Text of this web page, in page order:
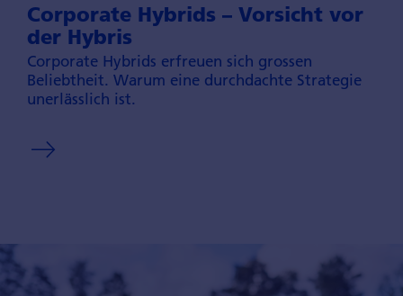
Corporate Hybrids – Vorsicht vor
der Hybris
Corporate Hybrids erfreuen sich grossen
Beliebtheit. Warum eine durch­dachte Strategie
unerlässlich ist.